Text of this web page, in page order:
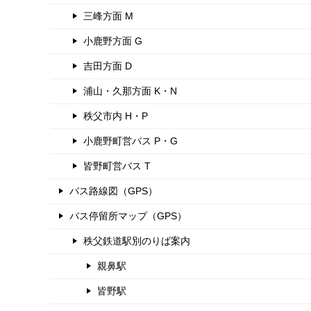
三峰方面 M
小鹿野方面 G
吉田方面 D
浦山・久那方面 K・N
秩父市内 H・P
小鹿野町営バス P・G
皆野町営バス T
バス路線図（GPS）
バス停留所マップ（GPS）
秩父鉄道駅別のりば案内
親鼻駅
皆野駅